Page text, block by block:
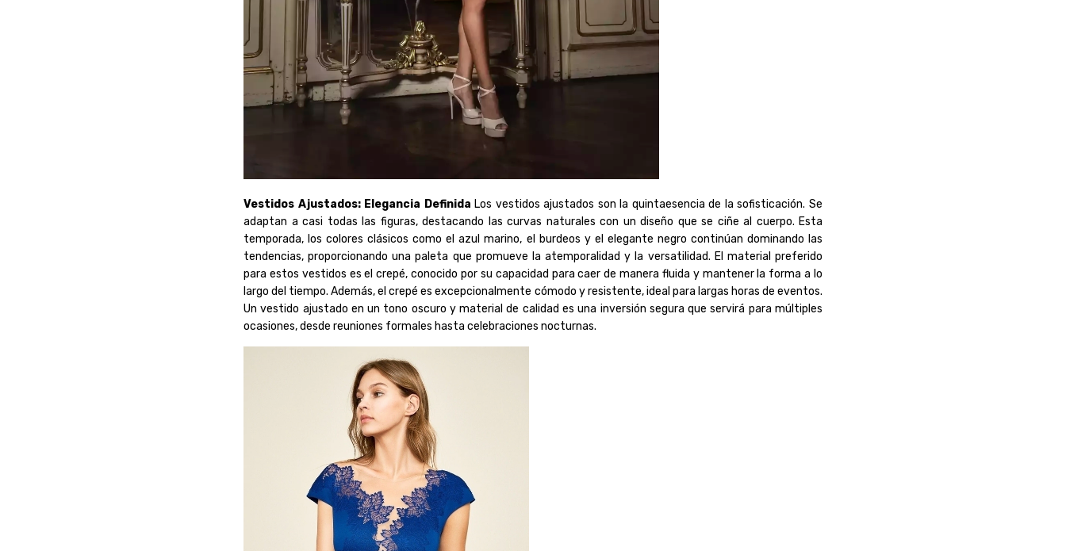
Vestidos Ajustados: Elegancia Definida Los vestidos ajustados son la quintaesencia de la sofisticación. Se
adaptan a casi todas las figuras, destacando las curvas naturales con un diseño que se ciñe al cuerpo. Esta
temporada, los colores clásicos como el azul marino, el burdeos y el elegante negro continúan dominando las
tendencias, proporcionando una paleta que promueve la atemporalidad y la versatilidad. El material preferido
para estos vestidos es el crepé, conocido por su capacidad para caer de manera fluida y mantener la forma a lo
largo del tiempo. Además, el crepé es excepcionalmente cómodo y resistente, ideal para largas horas de eventos.
Un vestido ajustado en un tono oscuro y material de calidad es una inversión segura que servirá para múltiples
ocasiones, desde reuniones formales hasta celebraciones nocturnas.